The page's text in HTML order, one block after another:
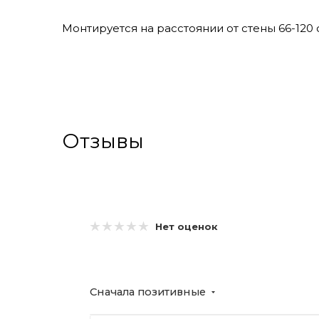
Монтируется на расстоянии от стены 66-120
Отзывы
Нет оценок
Сначала позитивные